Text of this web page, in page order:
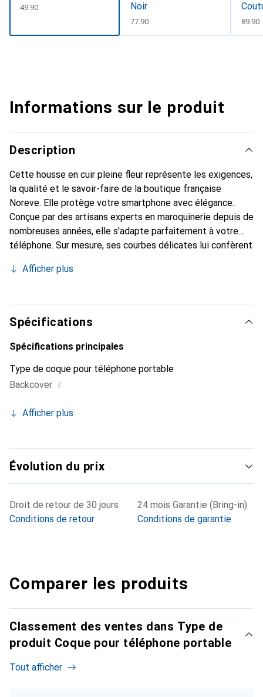
CHF
49.90
Noir
CHF
77.90 CHF
89.90
Informations sur le produit
Description
Cette housse en cuir pleine fleur représente les exigences,
la qualité et le savoir-faire de la boutique française
Noreve. Elle protège votre smartphone avec élégance.
Conçue par des artisans experts en maroquinerie depuis de
nombreuses années, elle s'adapte parfaitement à votre
téléphone. Sur mesure, ses courbes délicates lui confèrent
et indispensable de votre smartphone. Reconnaître
marque Noreve est un choix sûr pour une clientèle
exigeante.
Afficher plus
Spécifications
Spécifications principales
Type de coque pour téléphone portable
Backcover i
Afficher plus
Évolution du prix
Droit de retour de 30 jours
Conditions de retour
24 mois Garantie (Bring-in)
Conditions de garantie
Comparer les produits
Classement des ventes dans Type de
produit Coque pour téléphone portable
Tout afficher